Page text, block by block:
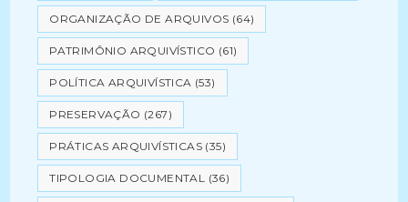
ORGANIZAÇÃO DE ARQUIVOS (64)
PATRIMÔNIO ARQUIVÍSTICO (61)
POLÍTICA ARQUIVÍSTICA (53)
PRESERVAÇÃO (267)
PRÁTICAS ARQUIVÍSTICAS (35)
TIPOLOGIA DOCUMENTAL (36)